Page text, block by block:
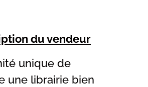
du vendeur
unique de
une librairie bien